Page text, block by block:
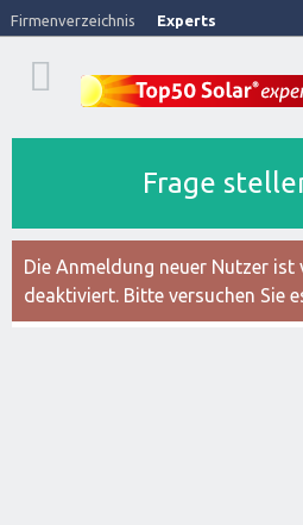
Firmenverzeichnis Experts
Frage
Die Anmeldung neuer Nutzer ist
deaktiviert. Bitte versuchen Sie